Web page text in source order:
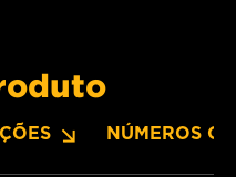
NÚMEROS OE